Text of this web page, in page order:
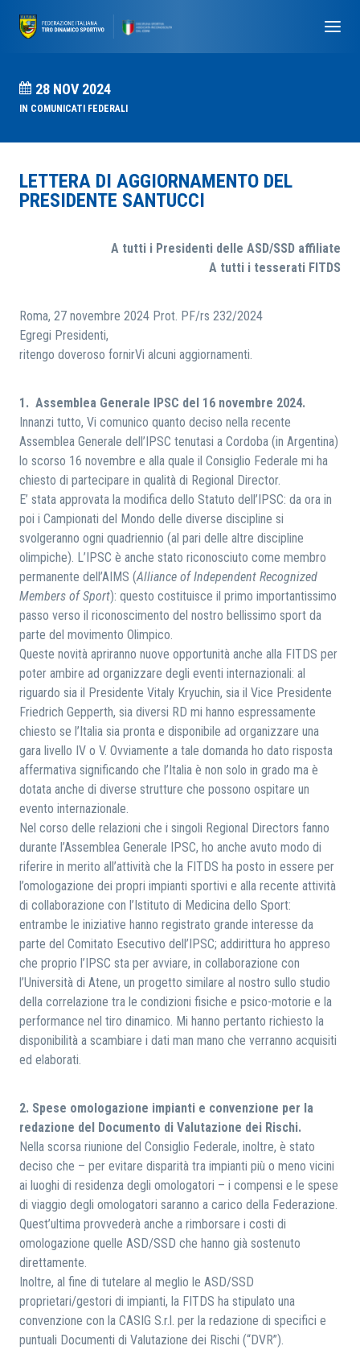
RICERCA
28 NOV 2024
IN COMUNICATI FEDERALI
LETTERA DI AGGIORNAMENTO DEL
PRESIDENTE SANTUCCI
A tutti i Presidenti delle ASD/SSD affiliate
A tutti i tesserati FITDS
Roma, 27 novembre 2024 Prot. PF/rs 232/2024
Egregi Presidenti,
ritengo doveroso fornirVi alcuni aggiornamenti.
1. Assemblea Generale IPSC del 16 novembre 2024.
Innanzi tutto, Vi comunico quanto deciso nella recente
Assemblea Generale dell’IPSC tenutasi a Cordoba (in Argentina)
lo scorso 16 novembre e alla quale il Consiglio Federale mi ha
chiesto di partecipare in qualità di Regional Director.
E’ stata approvata la modifica dello Statuto dell’IPSC: da ora in
poi i Campionati del Mondo delle diverse discipline si
svolgeranno ogni quadriennio (al pari delle altre discipline
olimpiche). L’IPSC è anche stato riconosciuto come membro
permanente dell’AIMS (Alliance of Independent Recognized
Members of Sport): questo costituisce il primo importantissimo
passo verso il riconoscimento del nostro bellissimo sport da
parte del movimento Olimpico.
Queste novità apriranno nuove opportunità anche alla FITDS per
poter ambire ad organizzare degli eventi internazionali: al
riguardo sia il Presidente Vitaly Kryuchin, sia il Vice Presidente
Friedrich Gepperth, sia diversi RD mi hanno espressamente
chiesto se l’Italia sia pronta e disponibile ad organizzare una
gara livello IV o V. Ovviamente a tale domanda ho dato risposta
affermativa significando che l’Italia è non solo in grado ma è
dotata anche di diverse strutture che possono ospitare un
evento internazionale.
Nel corso delle relazioni che i singoli Regional Directors fanno
durante l’Assemblea Generale IPSC, ho anche avuto modo di
riferire in merito all’attività che la FITDS ha posto in essere per
l’omologazione dei propri impianti sportivi e alla recente attività
di collaborazione con l’Istituto di Medicina dello Sport:
entrambe le iniziative hanno registrato grande interesse da
parte del Comitato Esecutivo dell’IPSC; addirittura ho appreso
che proprio l’IPSC sta per avviare, in collaborazione con
l’Università di Atene, un progetto similare al nostro sullo studio
della correlazione tra le condizioni fisiche e psico-motorie e la
performance nel tiro dinamico. Mi hanno pertanto richiesto la
disponibilità a scambiare i dati man mano che verranno acquisiti
ed elaborati.
2. Spese omologazione impianti e convenzione per la
redazione del Documento di Valutazione dei Rischi.
Nella scorsa riunione del Consiglio Federale, inoltre, è stato
deciso che – per evitare disparità tra impianti più o meno vicini
ai luoghi di residenza degli omologatori – i compensi e le spese
di viaggio degli omologatori saranno a carico della Federazione.
Quest’ultima provvederà anche a rimborsare i costi di
omologazione quelle ASD/SSD che hanno già sostenuto
direttamente.
Inoltre, al fine di tutelare al meglio le ASD/SSD
proprietari/gestori di impianti, la FITDS ha stipulato una
convenzione con la CASIG S.r.l. per la redazione di specifici e
puntuali Documenti di Valutazione dei Rischi (“DVR”).